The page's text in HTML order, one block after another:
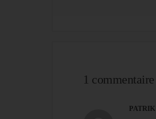
1 commentaire
PATRIK